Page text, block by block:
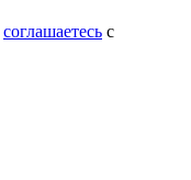
соглашаетесь с